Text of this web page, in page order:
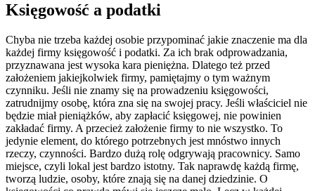
Księgowość a podatki
Chyba nie trzeba każdej osobie przypominać jakie znaczenie ma dla
każdej firmy księgowość i podatki. Za ich brak odprowadzania,
przyznawana jest wysoka kara pieniężna. Dlatego też przed
założeniem jakiejkolwiek firmy, pamiętajmy o tym ważnym
czynniku. Jeśli nie znamy się na prowadzeniu księgowości,
zatrudnijmy osobę, która zna się na swojej pracy. Jeśli właściciel nie
będzie miał pieniążków, aby zapłacić księgowej, nie powinien
zakładać firmy. A przecież założenie firmy to nie wszystko. To
jedynie element, do którego potrzebnych jest mnóstwo innych
rzeczy, czynności. Bardzo dużą rolę odgrywają pracownicy. Samo
miejsce, czyli lokal jest bardzo istotny. Tak naprawdę każdą firmę,
tworzą ludzie, osoby, które znają się na danej dziedzinie. O